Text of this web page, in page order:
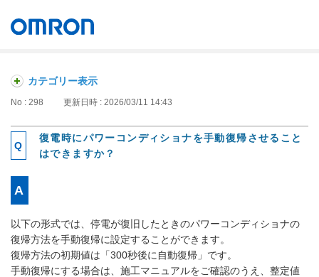
カテゴリー表示
No : 298 更新日時 : 2026/03/11 14:43
復電時にパワーコンディショナを手動復帰させること
はできますか？
以下の形式では、停電が復旧したときのパワーコンディショナの
復帰方法を手動復帰に設定することができます。
復帰方法の初期値は「300秒後に自動復帰」です。
手動復帰にする場合は、施工マニュアルをご確認のうえ、整定値